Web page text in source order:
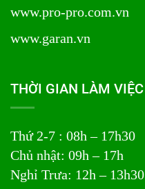
www.pro-pro.com.vn
www.garan.vn
THỜI GIAN LÀM VIỆC
Thứ 2-7 : 08h – 17h30
Chủ nhật: 09h – 17h
Nghỉ Trưa: 12h – 13h30